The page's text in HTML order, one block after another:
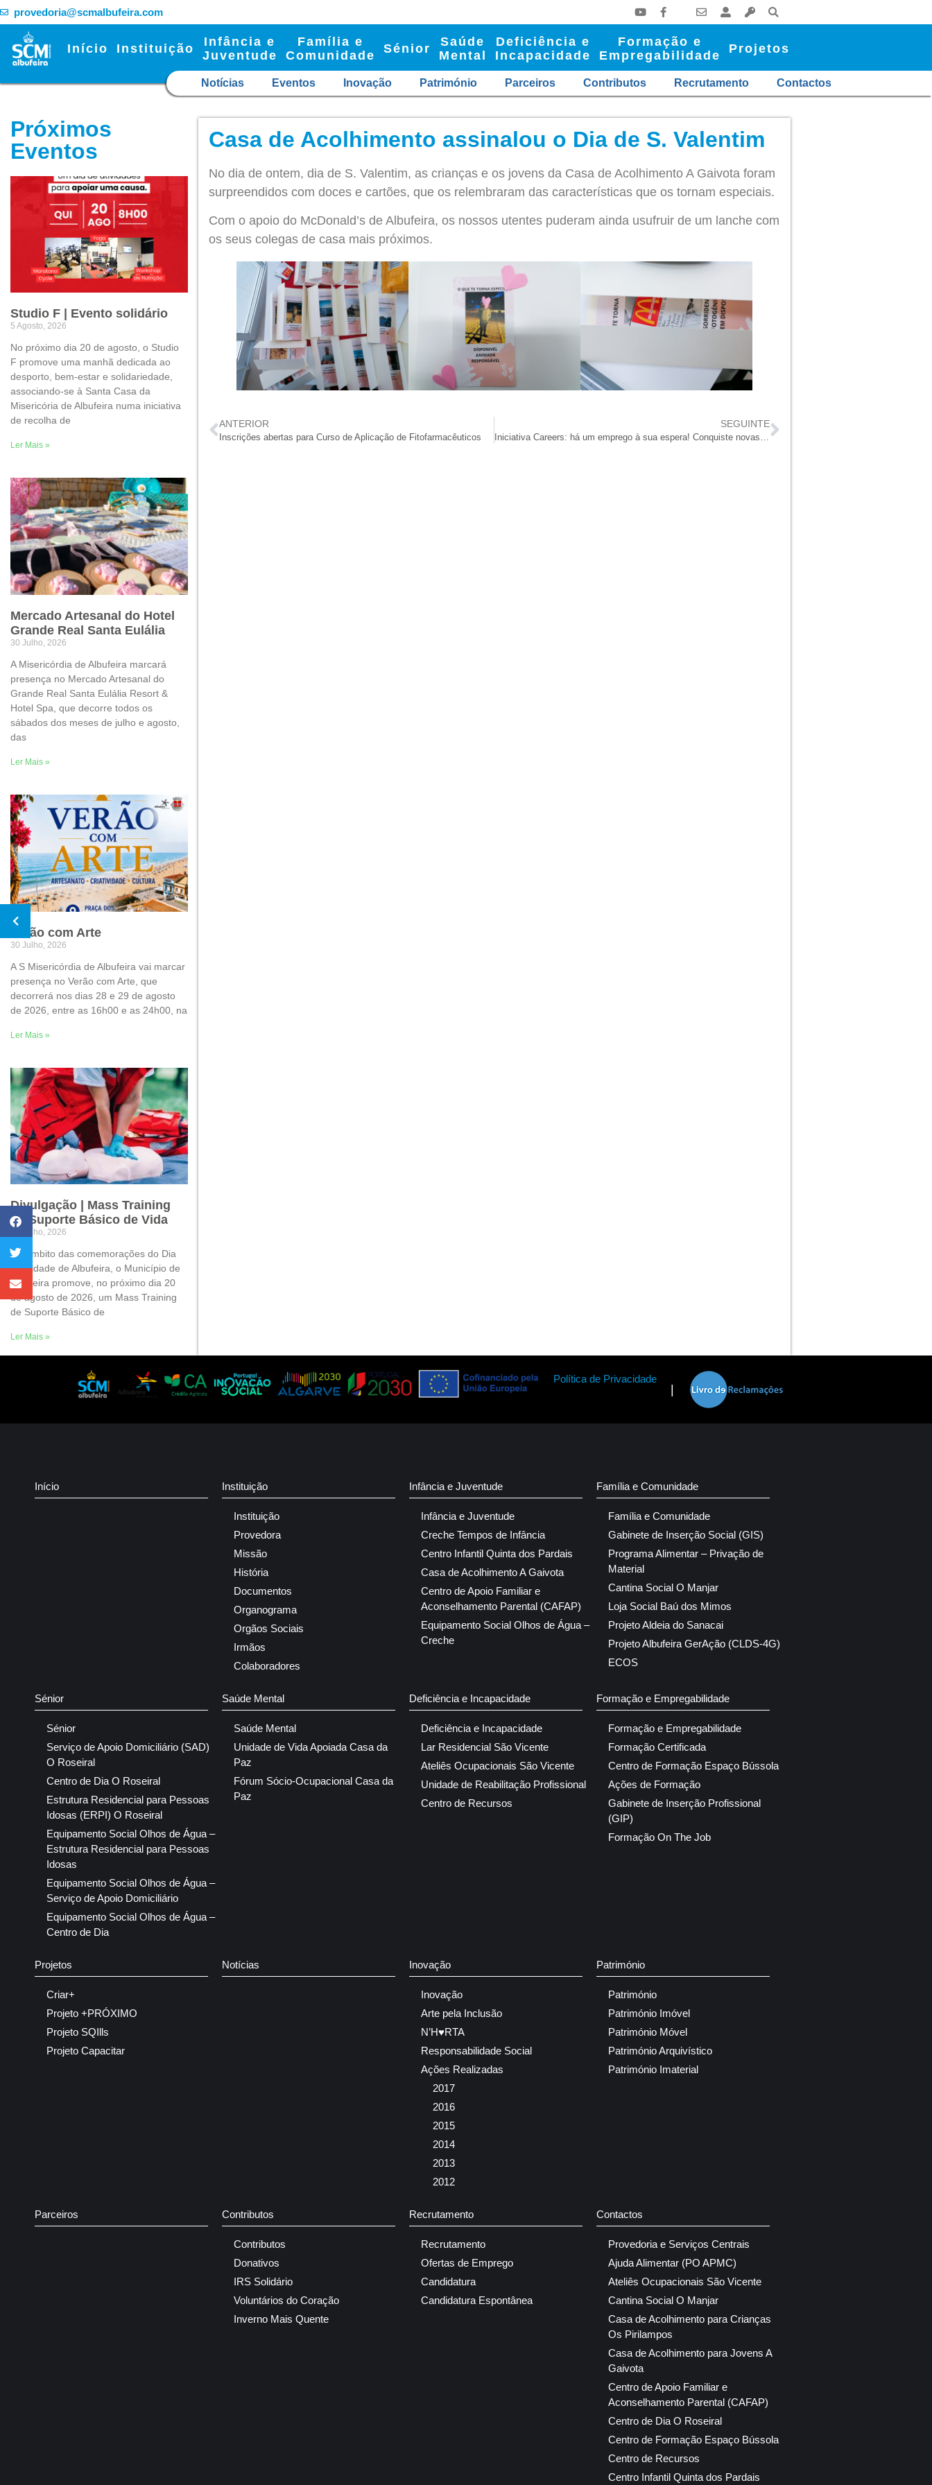
provedoria@scmalbufeira.com
Início Instituição
Infância e
Juventude
Família e
Comunidade
Sénior
Saúde
Mental
Deficiência e
Incapacidade
Formação e
Empregabilidade
Projetos
Notícias Eventos Inovação Património Parceiros Contributos Recrutamento Contactos
Próximos
Eventos
Studio F | Evento solidário
5 Agosto, 2026
No próximo dia 20 de agosto, o Studio
F promove uma manhã dedicada ao
desporto, bem-estar e solidariedade,
associando-se à Santa Casa da
Misericória de Albufeira numa iniciativa
de recolha de
Ler Mais »
Mercado Artesanal do Hotel
Grande Real Santa Eulália
30 Julho, 2026
A Misericórdia de Albufeira marcará
presença no Mercado Artesanal do
Grande Real Santa Eulália Resort &
Hotel Spa, que decorre todos os
sábados dos meses de julho e agosto,
das
Ler Mais »
Verão com Arte
30 Julho, 2026
A S Misericórdia de Albufeira vai marcar
presença no Verão com Arte, que
decorrerá nos dias 28 e 29 de agosto
de 2026, entre as 16h00 e as 24h00, na
Ler Mais »
Divulgação | Mass Training
de Suporte Básico de Vida
22 Julho, 2026
No âmbito das comemorações do Dia
da Cidade de Albufeira, o Município de
Albufeira promove, no próximo dia 20
de agosto de 2026, um Mass Training
de Suporte Básico de
Ler Mais »
Casa de Acolhimento assinalou o Dia de S. Valentim
No dia de ontem, dia de S. Valentim, as crianças e os jovens da Casa de Acolhimento A Gaivota foram
surpreendidos com doces e cartões, que os relembraram das características que os tornam especiais.
Com o apoio do McDonald’s de Albufeira, os nossos utentes puderam ainda usufruir de um lanche com
os seus colegas de casa mais próximos.
ANTERIOR
Inscrições abertas para Curso de Aplicação de Fitofarmacêuticos
SEGUINTE
Iniciativa Careers: há um emprego à sua espera! Conquiste novas competências.
Política de Privacidade
|
Início Instituição
Instituição
Provedora
Missão
História
Documentos
Organograma
Orgãos Sociais
Irmãos
Colaboradores
Infância e Juventude
Infância e Juventude
Creche Tempos de Infância
Centro Infantil Quinta dos Pardais
Casa de Acolhimento A Gaivota
Centro de Apoio Familiar e
Aconselhamento Parental (CAFAP)
Equipamento Social Olhos de Água –
Creche
Família e Comunidade
Família e Comunidade
Gabinete de Inserção Social (GIS)
Programa Alimentar – Privação de
Material
Cantina Social O Manjar
Loja Social Baú dos Mimos
Projeto Aldeia do Sanacai
Projeto Albufeira GerAção (CLDS-4G)
ECOS
Sénior
Sénior
Serviço de Apoio Domiciliário (SAD)
O Roseiral
Centro de Dia O Roseiral
Estrutura Residencial para Pessoas
Idosas (ERPI) O Roseiral
Equipamento Social Olhos de Água –
Estrutura Residencial para Pessoas
Idosas
Equipamento Social Olhos de Água –
Serviço de Apoio Domiciliário
Equipamento Social Olhos de Água –
Centro de Dia
Saúde Mental
Saúde Mental
Unidade de Vida Apoiada Casa da
Paz
Fórum Sócio-Ocupacional Casa da
Paz
Deficiência e Incapacidade
Deficiência e Incapacidade
Lar Residencial São Vicente
Ateliês Ocupacionais São Vicente
Unidade de Reabilitação Profissional
Centro de Recursos
Formação e Empregabilidade
Formação e Empregabilidade
Formação Certificada
Centro de Formação Espaço Bússola
Ações de Formação
Gabinete de Inserção Profissional
(GIP)
Formação On The Job
Projetos
Criar+
Projeto +PRÓXIMO
Projeto SQIlls
Projeto Capacitar
Notícias Inovação
Inovação
Arte pela Inclusão
N’H♥RTA
Responsabilidade Social
Ações Realizadas
2017
2016
2015
2014
2013
2012
Património
Património
Património Imóvel
Património Móvel
Património Arquivístico
Património Imaterial
Parceiros Contributos
Contributos
Donativos
IRS Solidário
Voluntários do Coração
Inverno Mais Quente
Recrutamento
Recrutamento
Ofertas de Emprego
Candidatura
Candidatura Espontânea
Contactos
Provedoria e Serviços Centrais
Ajuda Alimentar (PO APMC)
Ateliês Ocupacionais São Vicente
Cantina Social O Manjar
Casa de Acolhimento para Crianças
Os Pirilampos
Casa de Acolhimento para Jovens A
Gaivota
Centro de Apoio Familiar e
Aconselhamento Parental (CAFAP)
Centro de Dia O Roseiral
Centro de Formação Espaço Bússola
Centro de Recursos
Centro Infantil Quinta dos Pardais